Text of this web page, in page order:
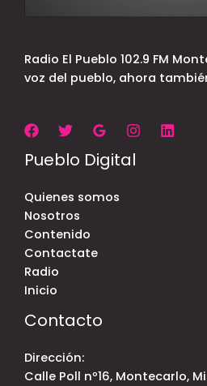
Radio El Pueblo 102.9 FM
voz del pueblo, ahora
Pueblo Digital
Quienes somos
Nosotros
Contenido
Contactate
Radio
Inicio
Contacto
Dirección:
Calle Poll nº16, Montecarlo,